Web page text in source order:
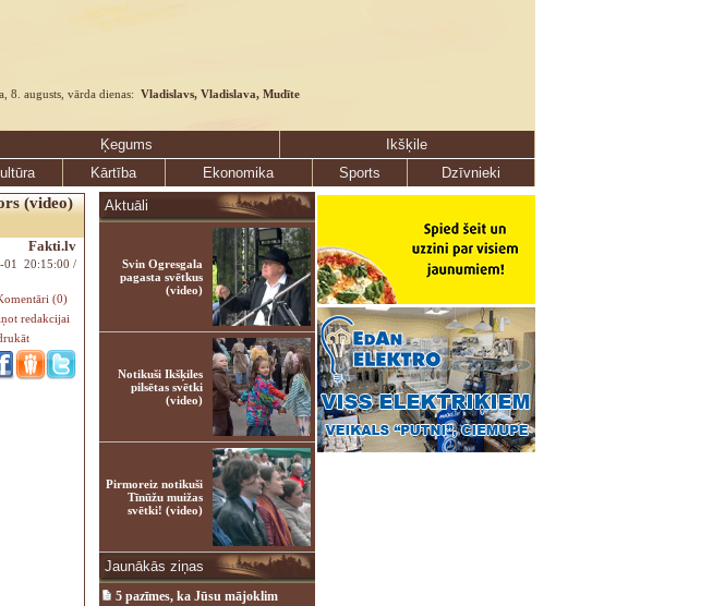
8. augusts, vārda dienas: Vladislavs, Vladislava, Mudīte
Ķegums
Ikšķile
Kārtība Ekonomika Sports
Dzīvnieki
(video)
Fakti.lv
01 20:15:00 /
(0)
redakcijai
Aktuāli
Svin Ogresgala
pagasta svētkus
(video)
Notikuši Ikšķiles
pilsētas svētki
(video)
Pirmoreiz notikuši
Tīnūžu muižas
svētki! (video)
Jaunākās ziņas
5 pazīmes, ka Jūsu mājoklim